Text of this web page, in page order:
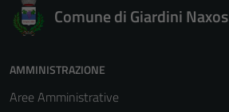
Comune di Giardini Naxos
AMMINISTRAZIONE
Aree Amministrative